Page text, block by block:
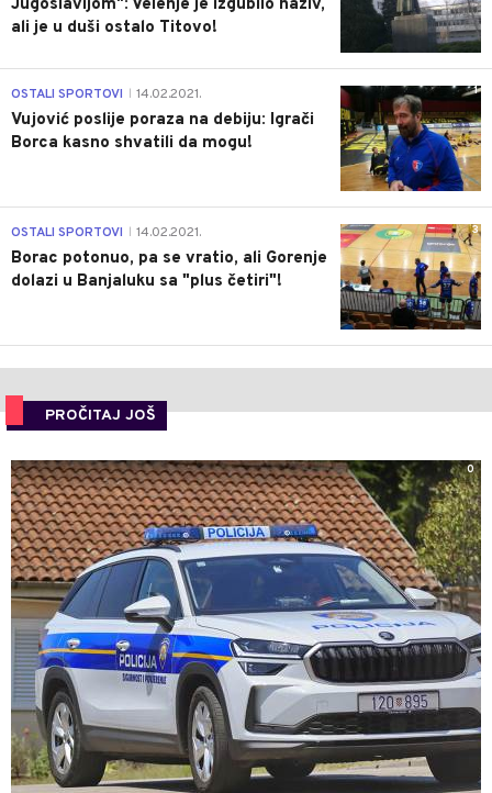
Jugoslavijom": Velenje je izgubilo naziv,
ali je u duši ostalo Titovo!
1
OSTALI SPORTOVI 14.02.2021.
Vujović poslije poraza na debiju: Igrači
Borca kasno shvatili da mogu!
3
OSTALI SPORTOVI 14.02.2021.
Borac potonuo, pa se vratio, ali Gorenje
dolazi u Banjaluku sa "plus četiri"!
PROČITAJ JOŠ
0